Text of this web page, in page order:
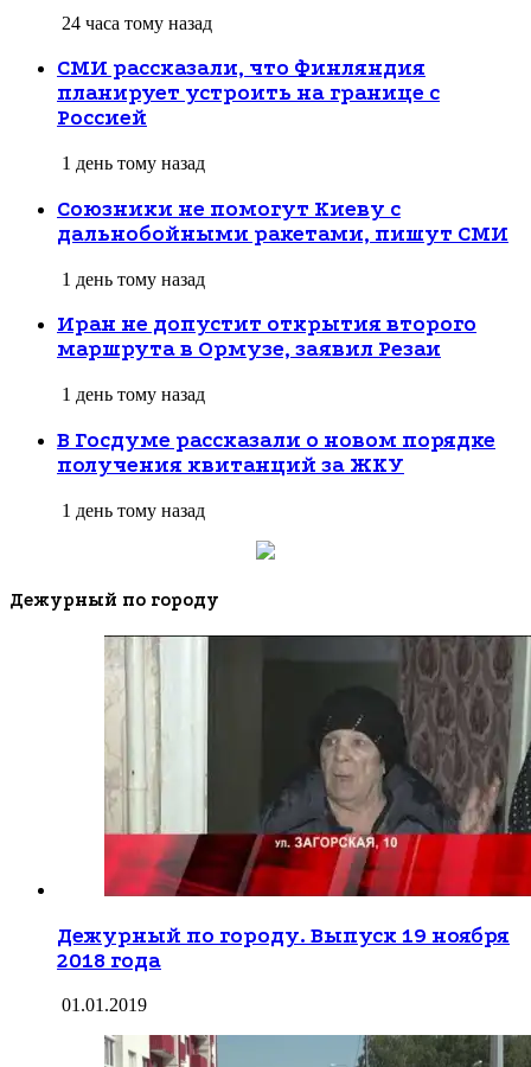
24 часа тому назад
СМИ рассказали, что Финляндия
планирует устроить на границе с
Россией
1 день тому назад
Союзники не помогут Киеву с
дальнобойными ракетами, пишут СМИ
1 день тому назад
Иран не допустит открытия второго
маршрута в Ормузе, заявил Резаи
1 день тому назад
В Госдуме рассказали о новом порядке
получения квитанций за ЖКУ
1 день тому назад
Дежурный по городу
Дежурный по городу. Выпуск 19 ноября
2018 года
01.01.2019